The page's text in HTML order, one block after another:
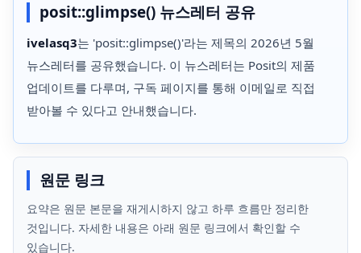
posit::glimpse() 뉴스레터 공유
ivelasq3는 'posit::glimpse()'라는 제목의 2026년 5월
뉴스레터를 공유했습니다. 이 뉴스레터는 Posit의 제품
업데이트를 다루며, 구독 페이지를 통해 이메일로 직접
받아볼 수 있다고 안내했습니다.
원문 링크
요약은 원문 본문을 재게시하지 않고 하루 흐름만 정리한
것입니다. 자세한 내용은 아래 원문 링크에서 확인할 수
있습니다.